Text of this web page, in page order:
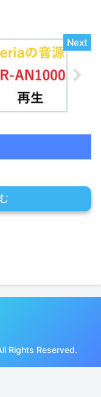
Rights Reserved.